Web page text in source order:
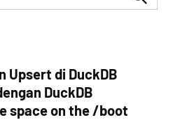
Search
Upsert di DuckDB
DuckDB
space on the /boot